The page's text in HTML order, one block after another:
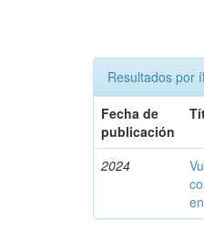
Resultados por
Fecha de
publicación
2024